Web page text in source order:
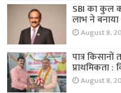
SBI का कुल
लाभ ने बनाया
August 8,
पात्र
प्राथमिकता :
August 8,